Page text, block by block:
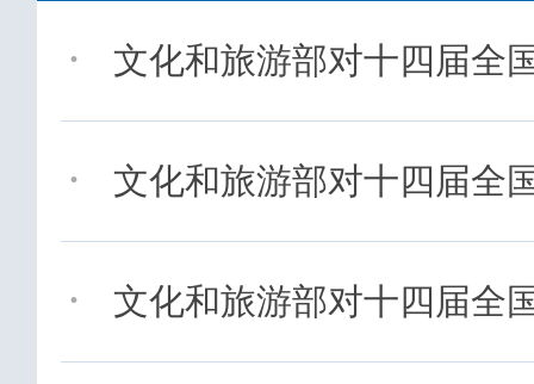
· 文化和旅游部对十四届全
· 文化和旅游部对十四届全
· 文化和旅游部对十四届全